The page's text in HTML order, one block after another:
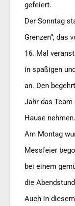
gefeiert.
Der Sonntag
Grenzen“, das
16. Mal
in spaßigen
an. Den
Jahr das
Hause nehmen.
Am Montag
Messfeier
bei einem
die
Auch in